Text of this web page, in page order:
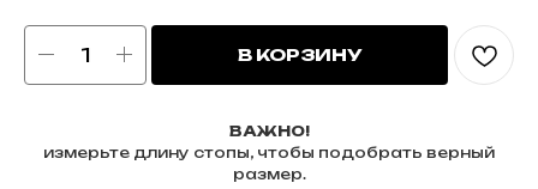
В КОРЗИНУ
ВАЖНО!
измерьте длину стопы, чтобы подобрать верный
размер.